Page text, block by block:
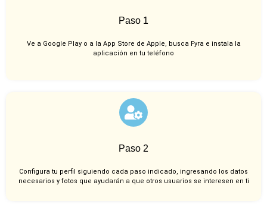
Paso 1
Ve a Google Play o a la App Store de Apple, busca Fyra e instala la
aplicación en tu teléfono
Paso 2
Configura tu perfil siguiendo cada paso indicado, ingresando los datos
necesarios y fotos que ayudarán a que otros usuarios se interesen en ti